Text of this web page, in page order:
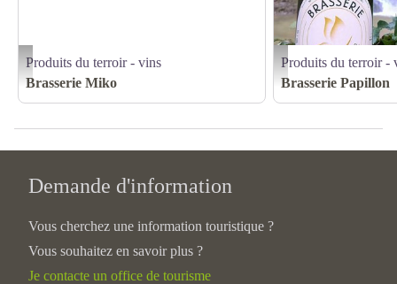
FB_IMG_1761206327582 - Brasserie Miko
Produits du terroir - vins
Brasserie Miko
BP - BRASSERIE
Produits du terroir -
Brasserie Papillon
Demande d'information
Vous cherchez une information touristique ?
Vous souhaitez en savoir plus ?
Je contacte un office de tourisme